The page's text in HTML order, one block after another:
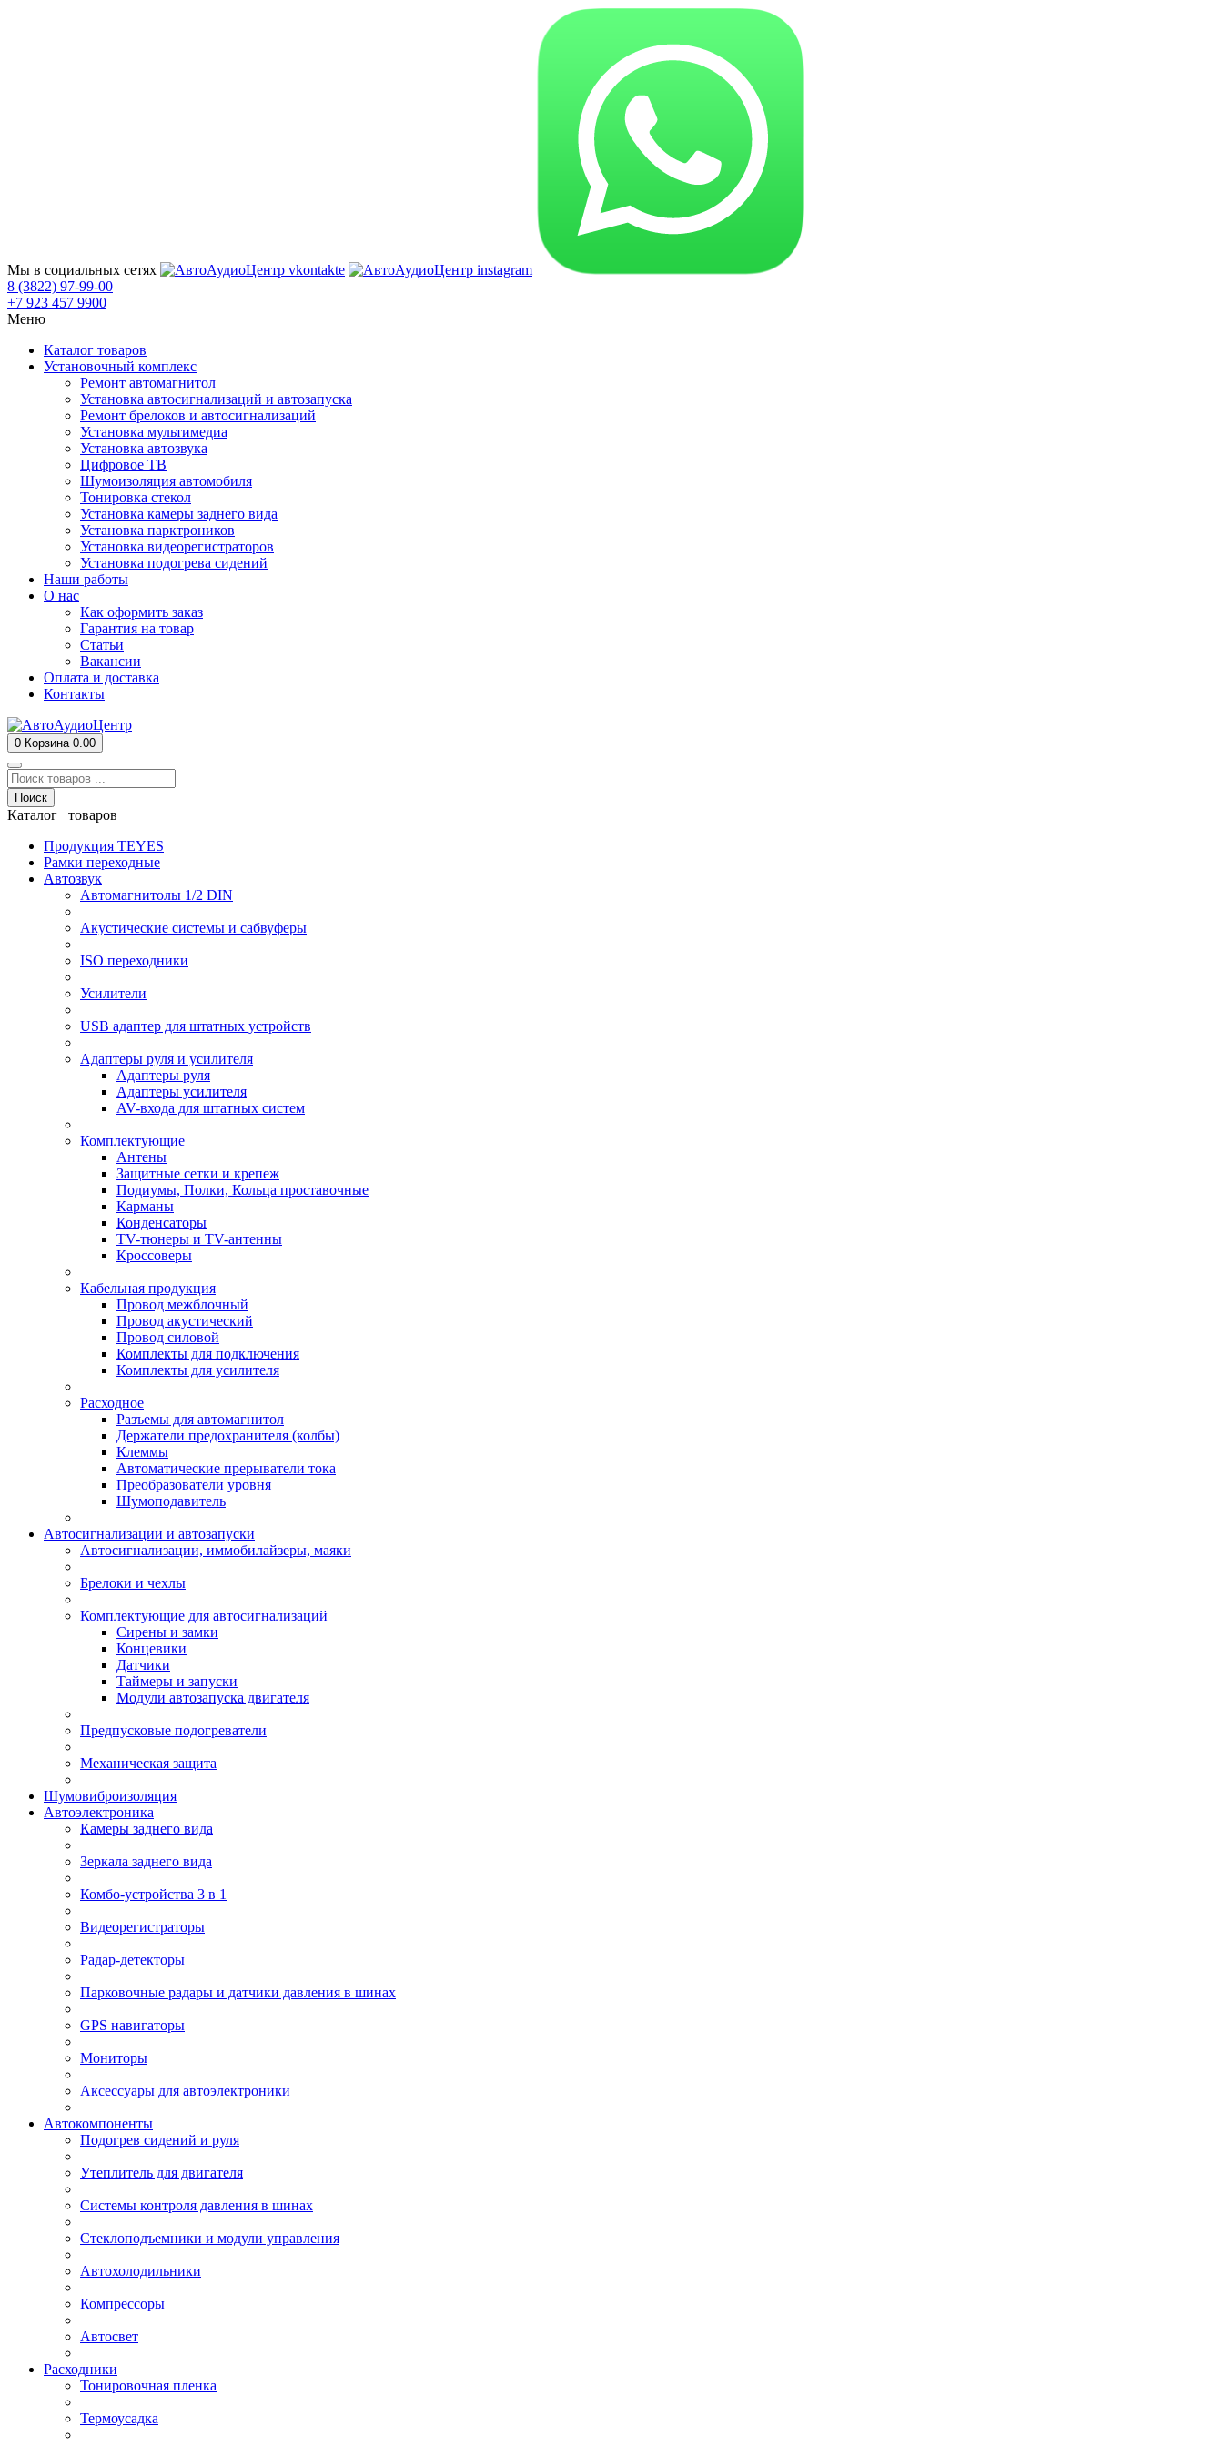
Мы в социальных сетях
8 (3822) 97-99-00
+7 923 457 9900
Меню
Каталог товаров
Установочный комплекс
Ремонт автомагнитол
Установка автосигнализаций и автозапуска
Ремонт брелоков и автосигнализаций
Установка мультимедиа
Установка автозвука
Цифровое ТВ
Шумоизоляция автомобиля
Тонировка стекол
Установка камеры заднего вида
Установка парктроников
Установка видеорегистраторов
Установка подогрева сидений
Наши работы
О нас
Как оформить заказ
Гарантия на товар
Статьи
Вакансии
Оплата и доставка
Контакты
0 Корзина 0.00
Поиск
Каталог товаров
Продукция TEYES
Рамки переходные
Автозвук
Автомагнитолы 1/2 DIN
Акустические системы и сабвуферы
ISO переходники
Усилители
USB адаптер для штатных устройств
Адаптеры руля и усилителя
Адаптеры руля
Адаптеры усилителя
AV-входа для штатных систем
Комплектующие
Антены
Защитные сетки и крепеж
Подиумы, Полки, Кольца проставочные
Карманы
Конденсаторы
TV-тюнеры и TV-антенны
Кроссоверы
Кабельная продукция
Провод межблочный
Провод акустический
Провод силовой
Комплекты для подключения
Комплекты для усилителя
Расходное
Разъемы для автомагнитол
Держатели предохранителя (колбы)
Клеммы
Автоматические прерыватели тока
Преобразователи уровня
Шумоподавитель
Автосигнализации и автозапуски
Автосигнализации, иммобилайзеры, маяки
Брелоки и чехлы
Комплектующие для автосигнализаций
Сирены и замки
Концевики
Датчики
Таймеры и запуски
Модули автозапуска двигателя
Предпусковые подогреватели
Механическая защита
Шумовиброизоляция
Автоэлектроника
Камеры заднего вида
Зеркала заднего вида
Комбо-устройства 3 в 1
Видеорегистраторы
Радар-детекторы
Парковочные радары и датчики давления в шинах
GPS навигаторы
Мониторы
Аксессуары для автоэлектроники
Автокомпоненты
Подогрев сидений и руля
Утеплитель для двигателя
Системы контроля давления в шинах
Стеклоподъемники и модули управления
Автохолодильники
Компрессоры
Автосвет
Расходники
Тонировочная пленка
Термоусадка